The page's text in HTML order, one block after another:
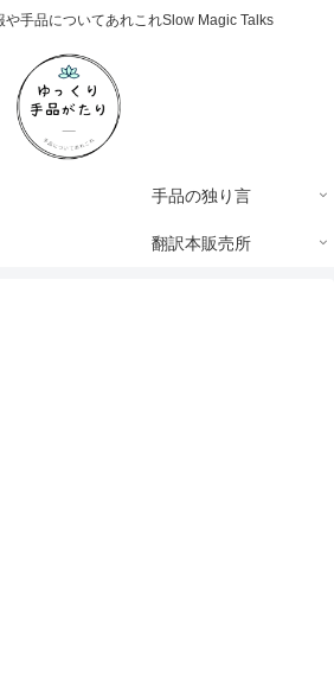
や手品についてあれこれSlow Magic Talks
手品の独り言
翻訳本販売所